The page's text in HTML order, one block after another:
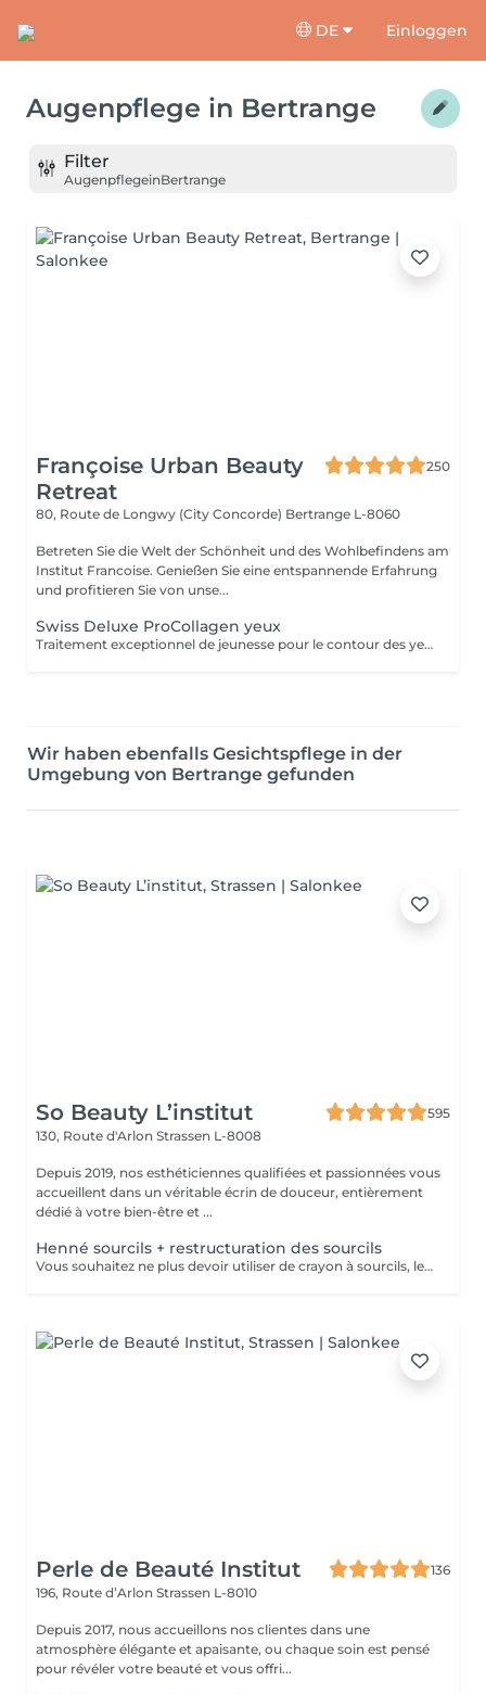
DE Einloggen
Augenpflege in Bertrange
Filter
AugenpflegeinBertrange
Françoise Urban Beauty
Retreat
250
80, Route de Longwy (City Concorde) Bertrange L-8060
Betreten Sie die Welt der Schönheit und des Wohlbefindens am
Institut Francoise. Genießen Sie eine entspannende Erfahrung
und profitieren Sie von unse...
Swiss Deluxe ProCollagen yeux
Traitement exceptionnel de jeunesse pour le contour des yeux, repulpant intense ,anti poches anti rides , effet immédiat
Wir haben ebenfalls Gesichtspflege in der
Umgebung von Bertrange gefunden
So Beauty L’institut
595
130, Route d'Arlon Strassen L-8008
Depuis 2019, nos esthéticiennes qualifiées et passionnées vous
accueillent dans un véritable écrin de douceur, entièrement
dédié à votre bien-être et ...
Henné sourcils + restructuration des sourcils
Vous souhaitez ne plus devoir utiliser de crayon à sourcils, le henné est ce qu'il vous faut. Il s'agit d'une teinture végétale qui va colorer la peau pendant 2 semaines et teinter les sourcils pendant au moins 6 semaines. Vous obtiendrez ainsi des sourcils parfaitement redessinés de façon plus durable. Le henné peut également être la solution pour raviver un microblading entre deux retouches, ceci vous permettra de tenir un peu plus longtemps avant de refaire le microblading. Restructuration complète des sourcils compris dans la prestation.
Perle de Beauté Institut
136
196, Route d’Arlon Strassen L-8010
Depuis 2017, nous accueillons nos clientes dans une
atmosphère élégante et apaisante, ou chaque soin est pensé
pour révéler votre beauté et vous offri...